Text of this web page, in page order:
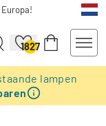
1827
lampen